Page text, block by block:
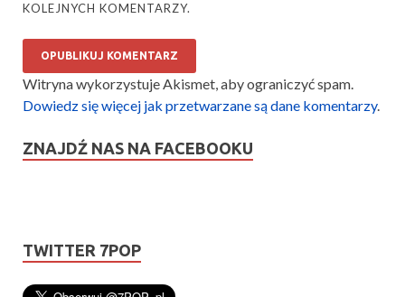
KOLEJNYCH KOMENTARZY.
Witryna wykorzystuje Akismet, aby ograniczyć spam.
Dowiedz się więcej jak przetwarzane są dane komentarzy.
ZNAJDŹ NAS NA FACEBOOKU
TWITTER 7POP